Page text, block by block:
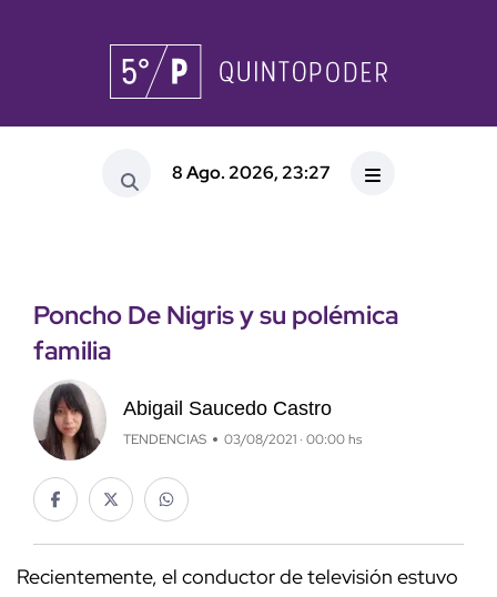
8 Ago. 2026, 23:27
Poncho De Nigris y su polémica
familia
Abigail Saucedo Castro
TENDENCIAS 03/08/2021 · 00:00 hs
Recientemente, el conductor de televisión estuvo